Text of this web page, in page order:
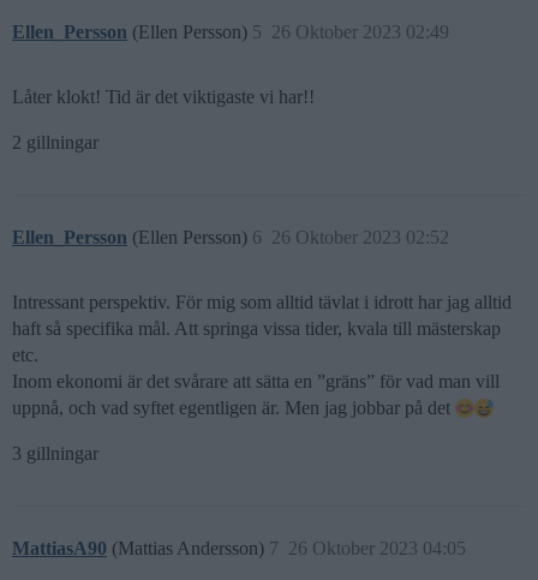
Ellen_Persson (Ellen Persson) 26 Oktober 2023 02:49
5
Låter klokt! Tid är det viktigaste vi har!!
2 gillningar
Ellen_Persson (Ellen Persson) 26 Oktober 2023 02:52
6
Intressant perspektiv. För mig som alltid tävlat i idrott har jag alltid
haft så specifika mål. Att springa vissa tider, kvala till mästerskap
etc.
Inom ekonomi är det svårare att sätta en ”gräns” för vad man vill
uppnå, och vad syftet egentligen är. Men jag jobbar på det
3 gillningar
MattiasA90 (Mattias Andersson) 26 Oktober 2023 04:05
7